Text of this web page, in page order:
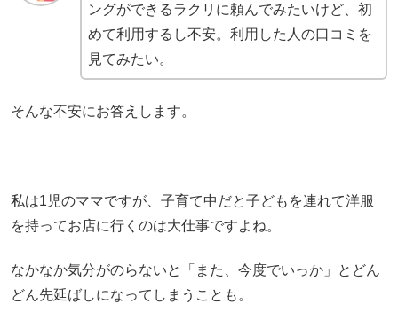
ングができるラクリに頼んでみたいけど、初
めて利用するし不安。利用した人の口コミを
見てみたい。
そんな不安にお答えします。
私は1児のママですが、子育て中だと子どもを連れて洋服
を持ってお店に行くのは大仕事ですよね。
なかなか気分がのらないと「また、今度でいっか」とどん
どん先延ばしになってしまうことも。